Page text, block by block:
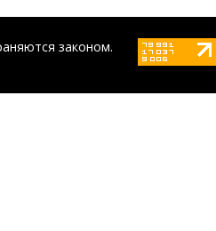
законом.